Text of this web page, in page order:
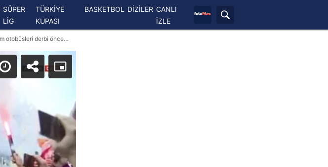
SÜPER
LİG
TÜRKİYE
KUPASI
BASKETBOL DİZİLER CANLI
İZLE
GALATASARAY FENERBAHÇE HABERLERİ - Galatasaray ve Fenerbahçe takım otobüsleri derbi öncesi stada doğru yola çıktı!